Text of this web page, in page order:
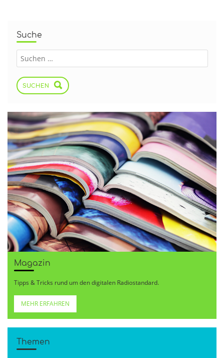
Suche
SUCHEN
Magazin
Tipps & Tricks rund um den digitalen Radiostandard.
MEHR ERFAHREN
Themen